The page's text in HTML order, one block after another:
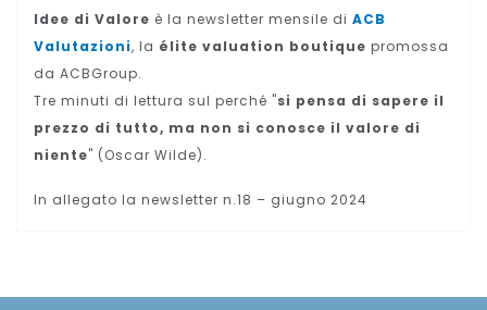
Idee di Valore è la newsletter mensile di ACB
Valutazioni, la élite valuation boutique promossa
da ACBGroup.
Tre minuti di lettura sul perché "si pensa di sapere il
prezzo di tutto, ma non si conosce il valore di
niente" (Oscar Wilde).
In allegato la newsletter n.18 – giugno 2024